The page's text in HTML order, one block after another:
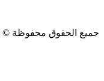
جميع الحقوق محفوظة ©